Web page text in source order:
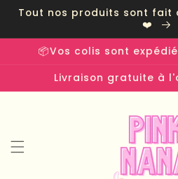
passer
contenu
Tout nos produits sont fait
❤️
📦Vos colis sont
Livraison gratuite à